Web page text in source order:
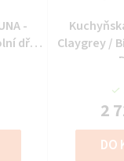
-
dřez
Claygrey /
2
DO